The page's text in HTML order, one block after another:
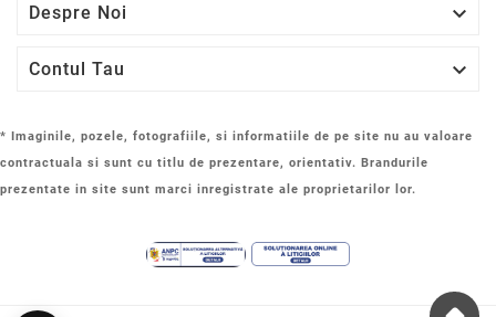
Despre Noi 
Contul Tau 
* Imaginile, pozele, fotografiile, si informatiile de pe site nu au valoare
contractuala si sunt cu titlu de prezentare, orientativ. Brandurile
prezentate in site sunt marci inregistrate ale proprietarilor lor.